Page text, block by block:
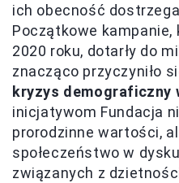
ich obecność
Początkowe kampanie,
2020 roku, dotarły do
znacząco przyczyniło
kryzys demograficzny
inicjatywom Fundacja
prorodzinne wartości,
społeczeństwo w
związanych z